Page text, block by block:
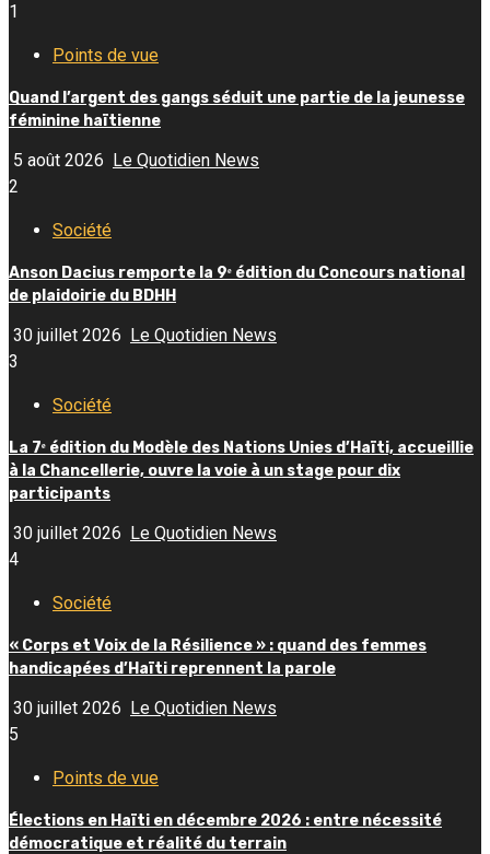
1
Points de vue
Quand l’argent des gangs séduit une partie de la jeunesse
féminine haïtienne
5 août 2026 Le Quotidien News
2
Société
Anson Dacius remporte la 9ᵉ édition du Concours national
de plaidoirie du BDHH
30 juillet 2026 Le Quotidien News
3
Société
La 7ᵉ édition du Modèle des Nations Unies d’Haïti, accueillie
à la Chancellerie, ouvre la voie à un stage pour dix
participants
30 juillet 2026 Le Quotidien News
4
Société
« Corps et Voix de la Résilience » : quand des femmes
handicapées d’Haïti reprennent la parole
30 juillet 2026 Le Quotidien News
5
Points de vue
Élections en Haïti en décembre 2026 : entre nécessité
démocratique et réalité du terrain